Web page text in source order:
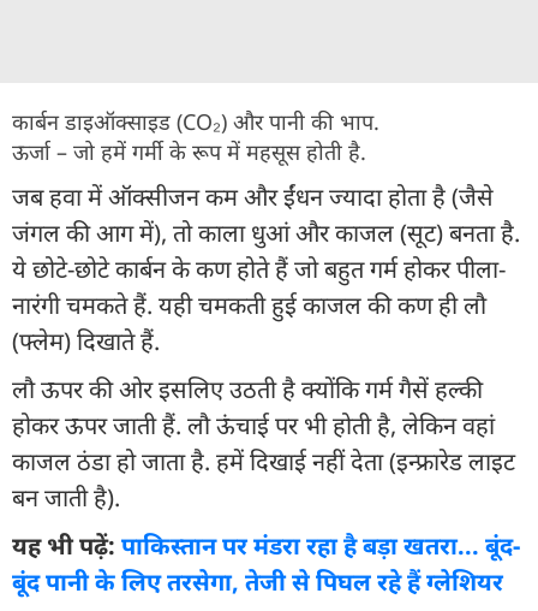
कार्बन डाइऑक्साइड (CO₂) और पानी की भाप.
ऊर्जा – जो हमें गर्मी के रूप में महसूस होती है.
जब हवा में ऑक्सीजन कम और ईंधन ज्यादा होता है (जैसे
जंगल की आग में), तो काला धुआं और काजल (सूट) बनता है.
ये छोटे-छोटे कार्बन के कण होते हैं जो बहुत गर्म होकर पीला-
नारंगी चमकते हैं. यही चमकती हुई काजल की कण ही लौ
(फ्लेम) दिखाते हैं.
लौ ऊपर की ओर इसलिए उठती है क्योंकि गर्म गैसें हल्की
होकर ऊपर जाती हैं. लौ ऊंचाई पर भी होती है, लेकिन वहां
काजल ठंडा हो जाता है. हमें दिखाई नहीं देता (इन्फ्रारेड लाइट
बन जाती है).
यह भी पढ़ें: पाकिस्तान पर मंडरा रहा है बड़ा खतरा... बूंद-
बूंद पानी के लिए तरसेगा, तेजी से पिघल रहे हैं ग्लेशियर